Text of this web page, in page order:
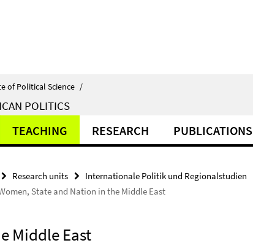
of Political Science /
POLITICS
TEACHING RESEARCH PUBLICATIONS
Research units Internationale Politik und Regionalstudien
State and Nation in the Middle East
Middle East